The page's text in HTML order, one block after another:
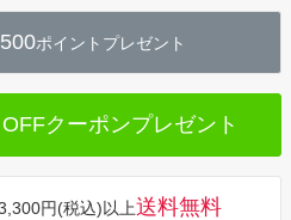
500ポイントプレゼント
クーポンプレゼント
円(税込)以上送料無料